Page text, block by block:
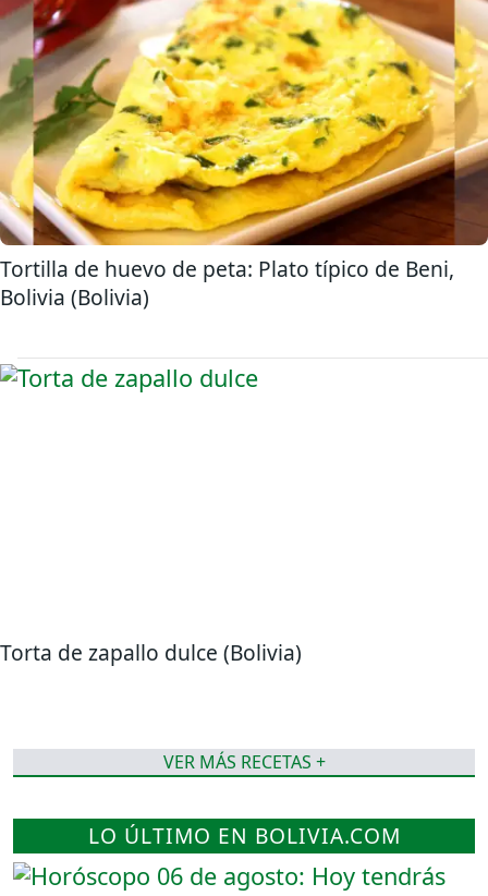
Tortilla de huevo de peta: Plato típico de Beni,
Bolivia (Bolivia)
Torta de zapallo dulce (Bolivia)
VER MÁS RECETAS +
LO ÚLTIMO EN BOLIVIA.COM